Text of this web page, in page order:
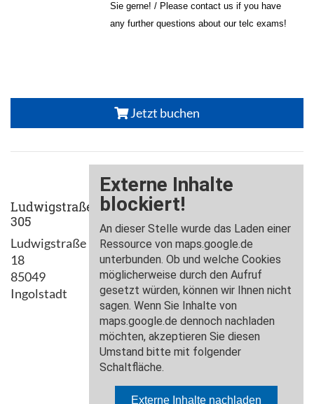
Sie gerne! / Please contact us if you have
any further questions about our telc exams!
Jetzt buchen
Ludwigstraße
305
Ludwigstraße
18
85049
Ingolstadt